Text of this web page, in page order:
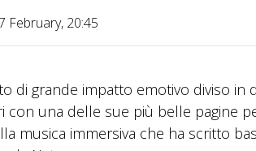
February, 20:45
di grande impatto emotivo diviso in
con una delle sue più belle pagine
musica immersiva che ha scritto